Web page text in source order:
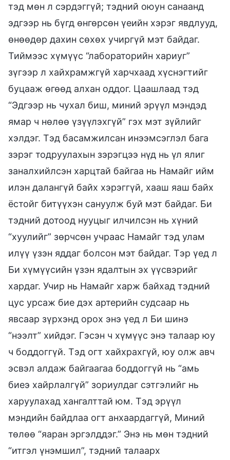
тэд мөн л сэрдэггүй; тэдний оюун санаанд
эдгээр нь бүгд өнгөрсөн үеийн хэрэг явдлууд,
өнөөдөр дахин сөхөх учиргүй мэт байдаг.
Тиймээс хүмүүс “лабораторийн хариуг”
зүгээр л хайхрамжгүй харчхаад хүснэгтийг
буцааж өгөөд алхан оддог. Цаашлаад тэд
“Эдгээр нь чухал биш, миний эрүүл мэндэд
ямар ч нөлөө үзүүлэхгүй” гэх мэт зүйлийг
хэлдэг. Тэд басамжилсан инээмсэглэл бага
зэрэг тодруулахын зэрэгцээ нүд нь үл ялиг
заналхийлсэн харцтай байгаа нь Намайг ийм
илэн далангүй байх хэрэггүй, хааш яаш байх
ёстойг битүүхэн сануулж буй мэт байдаг. Би
тэдний дотоод нууцыг илчилсэн нь хүний
“хуулийг” зөрчсөн учраас Намайг тэд улам
илүү үзэн яддаг болсон мэт байдаг. Тэр үед л
Би хүмүүсийн үзэн ядалтын эх үүсвэрийг
хардаг. Учир нь Намайг харж байхад тэдний
цус урсаж бие дэх артерийн судсаар нь
явсаар зүрхэнд орох энэ үед л Би шинэ
“нээлт” хийдэг. Гэсэн ч хүмүүс энэ талаар юу
ч боддоггүй. Тэд огт хайхрахгүй, юу олж авч
эсвэл алдаж байгаагаа боддоггүй нь “амь
биеэ хайрлалгүй” зориулдаг сэтгэлийг нь
харуулахад хангалттай юм. Тэд эрүүл
мэндийн байдлаа огт анхаардаггүй, Миний
төлөө “яаран эргэлддэг.” Энэ нь мөн тэдний
“итгэл үнэмшил”, тэдний талаарх